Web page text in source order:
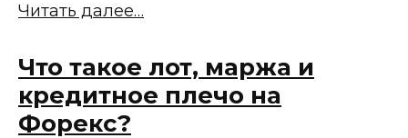
Читать далее…
Что такое лот, маржа и
кредитное плечо на
Форекс?